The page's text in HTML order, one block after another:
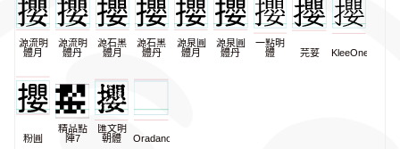
源流明
體月
源流明
體丹
源石黑
體月
源石黑
體丹
源泉圓
體月
源泉圓
體丹
一點明
體
芫荽 KleeOne
粉圓
精品點
陣7
匯文明
朝體
Oradano